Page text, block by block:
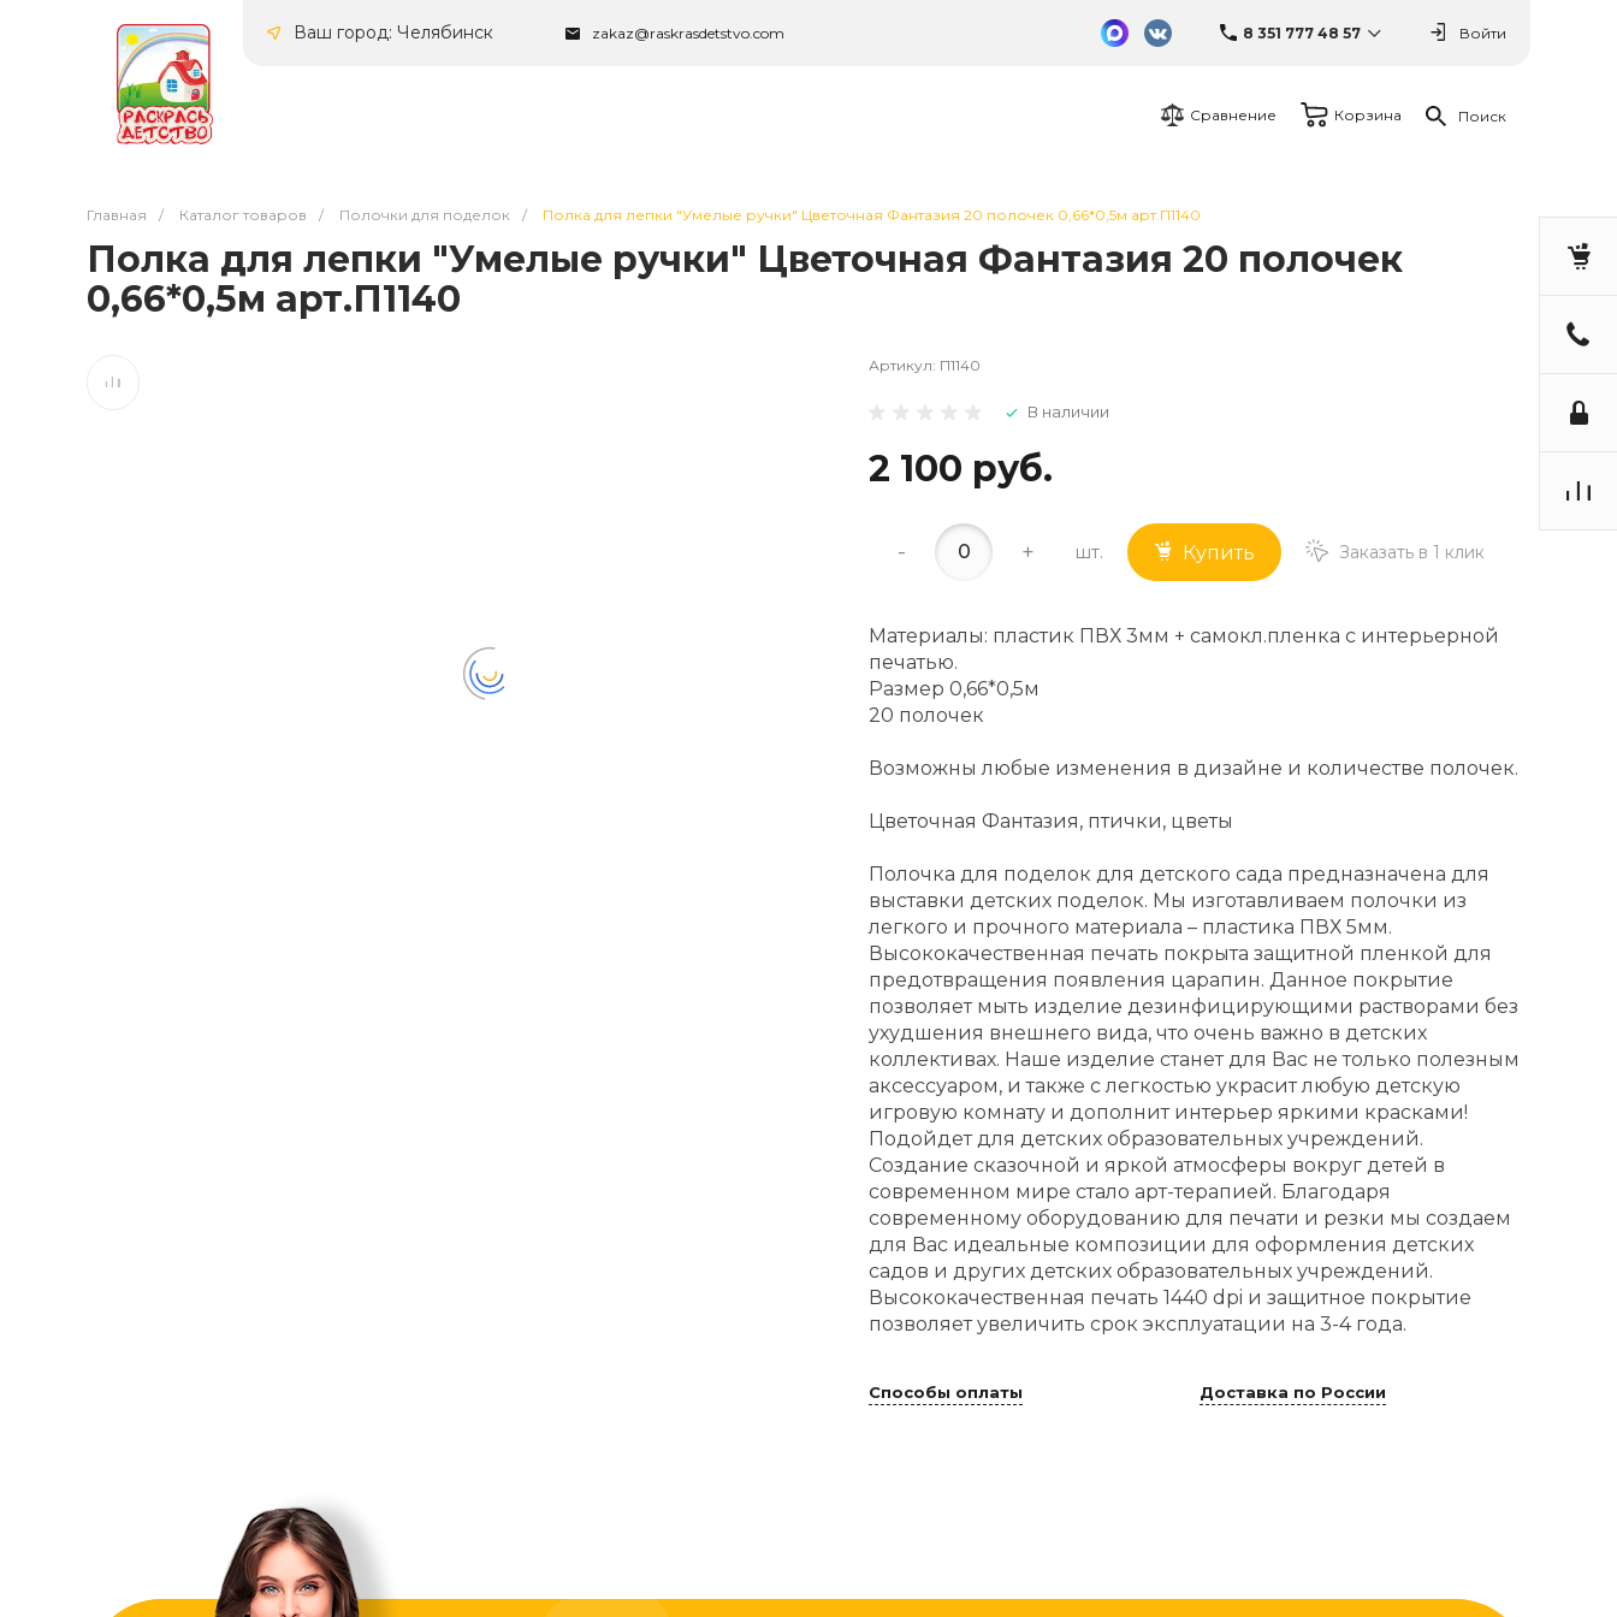
Ваш город: Челябинск zakaz@raskrasdetstvo.com 8 351 777 48 57 Войти
Сравнение Корзина Поиск
Главная / Каталог товаров / Полочки для поделок / Полка для лепки "Умелые ручки" Цветочная Фантазия 20 полочек 0,66*0,5м арт.П1140
Полка для лепки "Умелые ручки" Цветочная Фантазия 20 полочек
0,66*0,5м арт.П1140
Артикул: П1140
В наличии
2 100 руб.
- + шт. Купить Заказать в 1 клик
Материалы: пластик ПВХ 3мм + самокл.пленка с интерьерной
печатью.
Размер 0,66*0,5м
20 полочек
Возможны любые изменения в дизайне и количестве полочек.
Цветочная Фантазия, птички, цветы
Полочка для поделок для детского сада предназначена для
выставки детских поделок. Мы изготавливаем полочки из
легкого и прочного материала – пластика ПВХ 5мм.
Высококачественная печать покрыта защитной пленкой для
предотвращения появления царапин. Данное покрытие
позволяет мыть изделие дезинфицирующими растворами без
ухудшения внешнего вида, что очень важно в детских
коллективах. Наше изделие станет для Вас не только полезным
аксессуаром, и также с легкостью украсит любую детскую
игровую комнату и дополнит интерьер яркими красками!
Подойдет для детских образовательных учреждений.
Создание сказочной и яркой атмосферы вокруг детей в
современном мире стало арт-терапией. Благодаря
современному оборудованию для печати и резки мы создаем
для Вас идеальные композиции для оформления детских
садов и других детских образовательных учреждений.
Высококачественная печать 1440 dpi и защитное покрытие
позволяет увеличить срок эксплуатации на 3-4 года.
Способы оплаты Доставка по России